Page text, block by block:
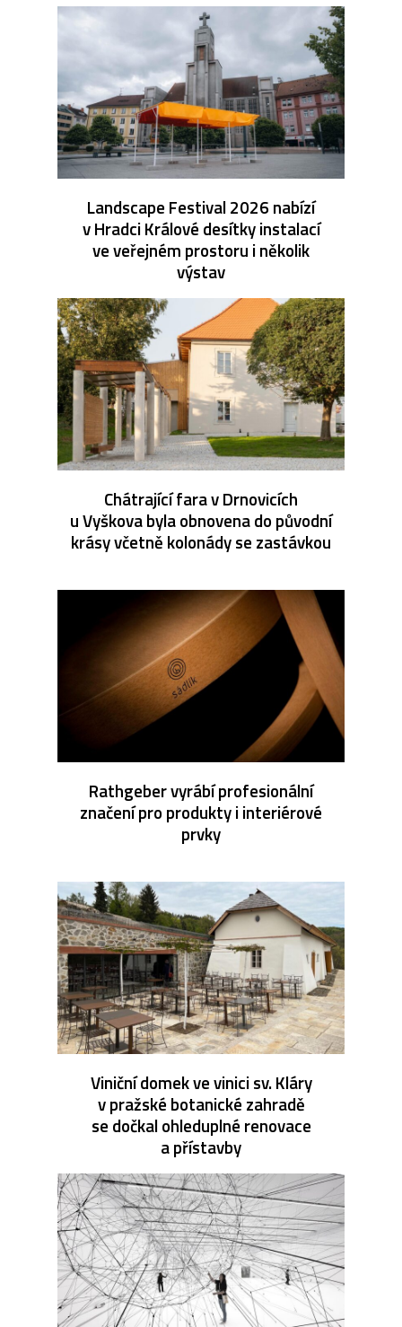
Landscape Festival 2026 nabízí
v Hradci Králové desítky instalací
ve veřejném prostoru i několik
výstav
Chátrající fara v Drnovicích
u Vyškova byla obnovena do původní
krásy včetně kolonády se zastávkou
Rathgeber vyrábí profesionální
značení pro produkty i interiérové
prvky
Viniční domek ve vinici sv. Kláry
v pražské botanické zahradě
se dočkal ohleduplné renovace
a přístavby